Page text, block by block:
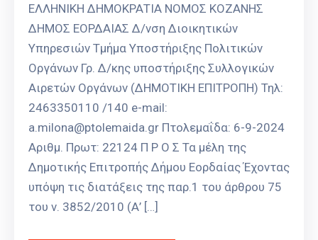
ΕΛΛΗΝΙΚΗ ΔΗΜΟΚΡΑΤΙΑ ΝΟΜΟΣ ΚΟΖΑΝΗΣ
ΔΗΜΟΣ ΕΟΡΔΑΙΑΣ Δ/νση Διοικητικών
Υπηρεσιών Τμήμα Υποστήριξης Πολιτικών
Οργάνων Γρ. Δ/κης υποστήριξης Συλλογικών
Αιρετών Οργάνων (ΔΗΜΟΤΙΚΗ ΕΠΙΤΡΟΠΗ) Τηλ:
2463350110 /140 e-mail:
a.milona@ptolemaida.gr Πτολεμαΐδα: 6-9-2024
Αριθμ. Πρωτ: 22124 Π Ρ Ο Σ Τα μέλη της
Δημοτικής Επιτροπής Δήμου Εορδαίας Έχοντας
υπόψη τις διατάξεις της παρ.1 του άρθρου 75
του ν. 3852/2010 (Α’ […]